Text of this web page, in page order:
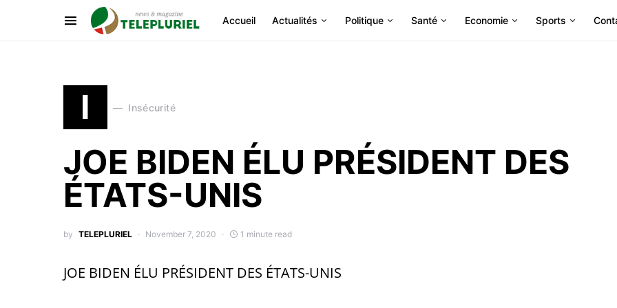
Accueil Actualités Politique Santé Economie Sports
I Insécurité
JOE BIDEN ÉLU PRÉSIDENT DES
ÉTATS-UNIS
by TELEPLURIEL November 7, 2020 1 minute read
JOE BIDEN ÉLU PRÉSIDENT DES ÉTATS-UNIS